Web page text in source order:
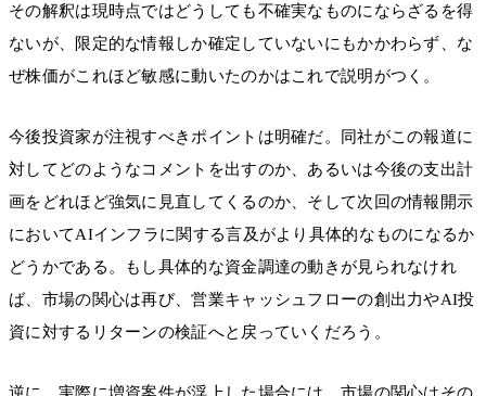
その解釈は現時点ではどうしても不確実なものにならざるを得
ないが、限定的な情報しか確定していないにもかかわらず、な
ぜ株価がこれほど敏感に動いたのかはこれで説明がつく。
今後投資家が注視すべきポイントは明確だ。同社がこの報道に
対してどのようなコメントを出すのか、あるいは今後の支出計
画をどれほど強気に見直してくるのか、そして次回の情報開示
においてAIインフラに関する言及がより具体的なものになるか
どうかである。もし具体的な資金調達の動きが見られなけれ
ば、市場の関心は再び、営業キャッシュフローの創出力やAI投
資に対するリターンの検証へと戻っていくだろう。